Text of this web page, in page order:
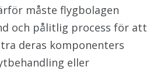
måste flygbolagen
och pålitlig process för att
deras komponenters
eller